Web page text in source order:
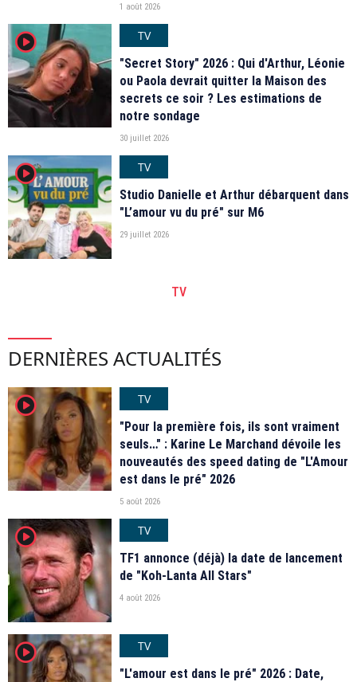
1 août 2026
player2
TV
"Secret Story" 2026 : Qui d'Arthur, Léonie
ou Paola devrait quitter la Maison des
secrets ce soir ? Les estimations de
notre sondage
30 juillet 2026
player2
TV
Studio Danielle et Arthur débarquent dans
"L’amour vu du pré" sur M6
29 juillet 2026
TV
DERNIÈRES ACTUALITÉS
player2
TV
"Pour la première fois, ils sont vraiment
seuls…" : Karine Le Marchand dévoile les
nouveautés des speed dating de "L'Amour
est dans le pré" 2026
5 août 2026
player2
TV
TF1 annonce (déjà) la date de lancement
de "Koh-Lanta All Stars"
4 août 2026
player2
TV
"L'amour est dans le pré" 2026 : Date,